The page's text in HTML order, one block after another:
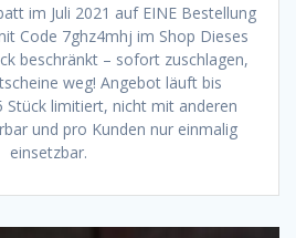
im Juli 2021 auf EINE Bestellung
Code 7ghz4mhj im Shop Dieses
beschränkt – sofort zuschlagen,
weg! Angebot läuft bis
Stück limitiert, nicht mit anderen
und pro Kunden nur einmalig
einsetzbar.